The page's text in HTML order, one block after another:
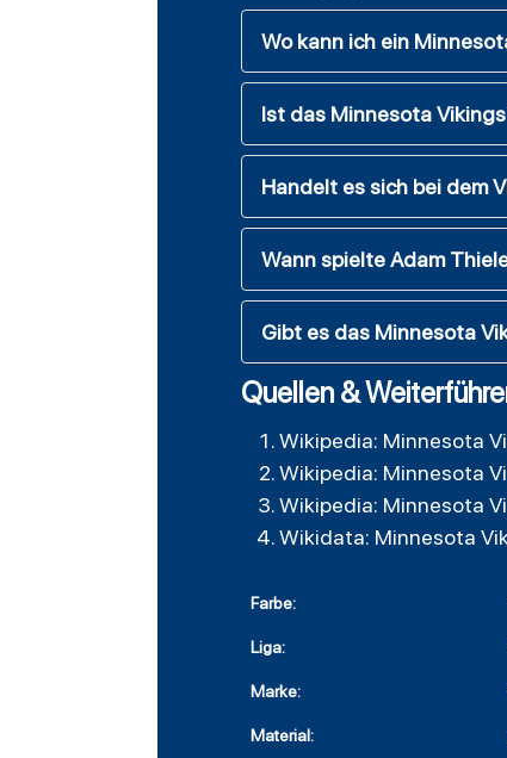
Wo kann ich ein
Ist das Minnesota
Handelt es sich bei dem
Wann spielte Adam
Gibt es das Minnesota
Quellen &
Wikipedia: Minnesota
Wikipedia: Minnesota
Wikipedia: Minnesota
Wikidata: Minnesota
Farbe:
Liga:
Marke:
Material: